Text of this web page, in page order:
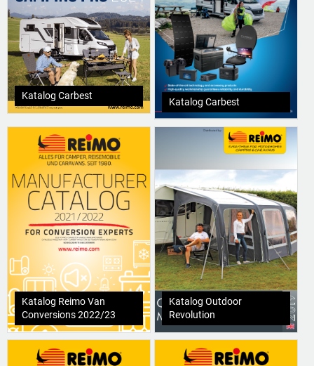
Katalog Carbest
Katalog Carbest
Katalog Reimo Van
Conversions 2022/23
Katalog Outdoor
Revolution